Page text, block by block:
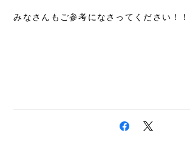
みなさんもご参考になさってください！！